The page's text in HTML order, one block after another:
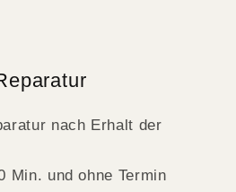
nach Erhalt der
Min. und ohne Termin